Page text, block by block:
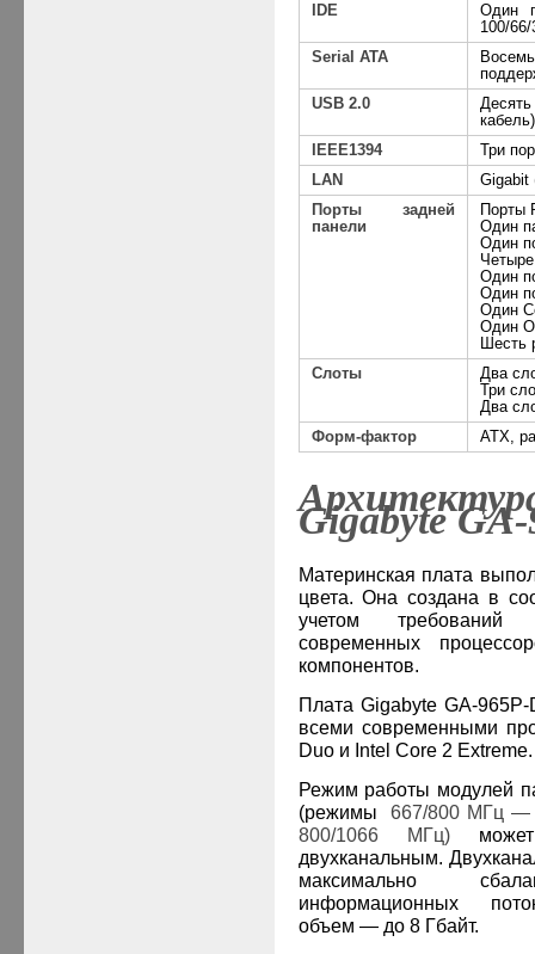
IDE
Один
100/66/
Serial ATA
USB 2.0
кабель)
IEEE1394
Три
LAN
Gigabit
Порты задней
панели
Порты
Один
Один
Четыре
Один
Один
Один
Один
Шесть
Слоты
Два
Три
Два
Форм-фактор
ATX,
Gigabyte GA-
Материнская плата
цвета. Она создана в
учетом требований
современных
компонентов.
Плата Gigabyte GA-965P-
всеми современными
Duoи Intel Core2 Extreme.
Режим работы модулей
(режимы667/800 МГц —
800/1066 МГц)
двухканальным.
максимально
информационных
объем — до 8 Гбайт.